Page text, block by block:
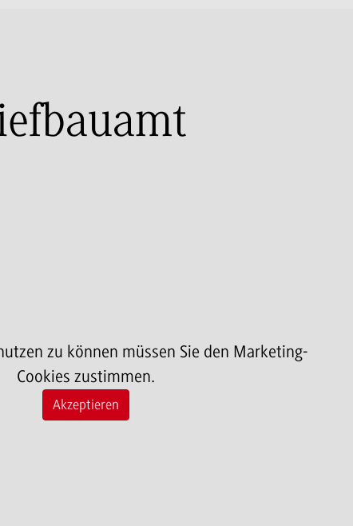
zu können müssen Sie den Marketing-
Cookies zustimmen.
Akzeptieren